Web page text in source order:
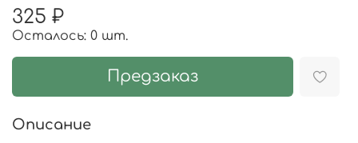
325 ₽
Осталось: 0 шт.
Предзаказ
Описание